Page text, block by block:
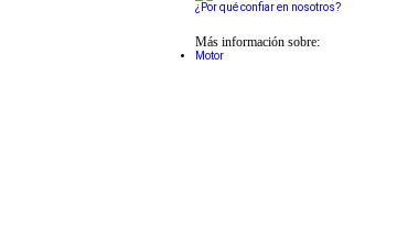
¿Por qué confiar en nosotros?
Más información sobre:
Motor